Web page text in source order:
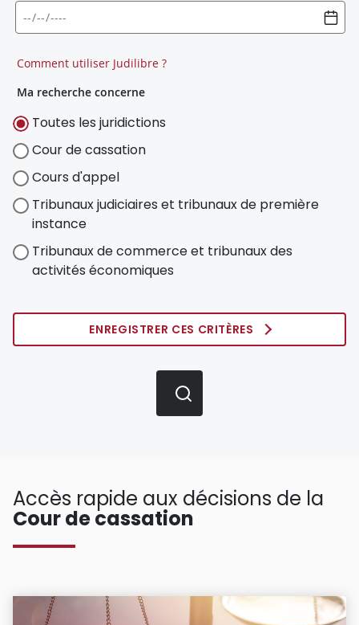
Comment utiliser Judilibre ?
Ma recherche concerne
Toutes les juridictions
Cour de cassation
Cours d'appel
Tribunaux judiciaires et tribunaux de première
instance
Tribunaux de commerce et tribunaux des
activités économiques
ENREGISTRER CES CRITÈRES
Accès rapide aux décisions de la
Cour de cassation